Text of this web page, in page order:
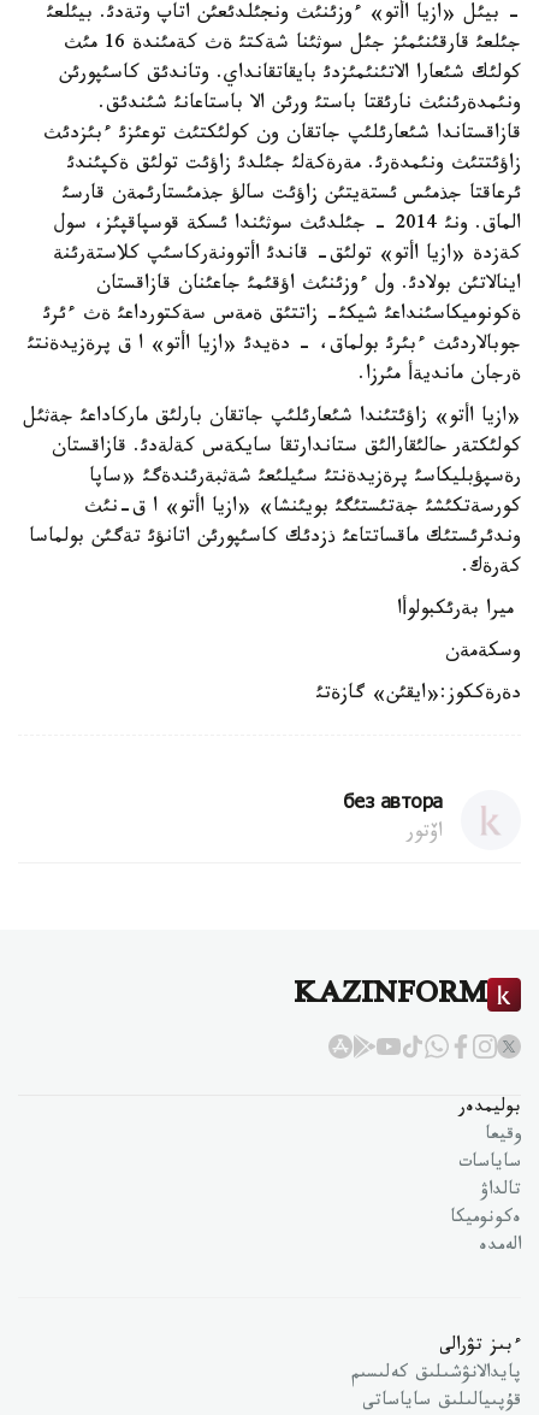
- بيئل «ازيا اأتو» ءوزئنئث ونجئلدئعئن اتاپ وتةدئ. بيئلعئ
جئلعئ قارقئنئمئز جئل سوثئنا شةكتئ ةث كةمئندة 16 مئث
كولئك شئعارا الاتئنئمئزدئ بايقاتقانداي. وتاندئق كاسئپورئن
ونئمدةرئنئث نارئقتا باستئ ورئن الا باستاعانئ شئندئق.
قازاقستاندا شئعارئلئپ جاتقان ون كولئكتئث توعئزئ ءبئزدئث
زاؤئتتئث ونئمدةرئ. مةرةكةلئ جئلدئ زاؤئت تولئق ةكپئندئ
ئرعاقتا جذمئس ئستةيتئن زاؤئت سالؤ جذمئستارئمةن قارسئ
الماق. ونئ 2014 - جئلدئث سوثئندا ئسكة قوسپاقپئز، سول
كةزدة «ازيا اأتو» تولئق- قاندئ اأتوونةركاسئپ كلاستةرئنة
اينالاتئن بولادئ. ول ءوزئنئث اؤقئمئ جاعئنان قازاقستان
ةكونوميكاسئنداعئ شيكئ- زاتتئق ةمةس سةكتورداعئ ةث ءئرئ
جوبالاردئث ءبئرئ بولماق، - دةيدئ «ازيا اأتو» ا ق پرةزيدةنتئ
ةرجان مانديةأ مئرزا.
«ازيا اأتو» زاؤئتئندا شئعارئلئپ جاتقان بارلئق ماركاداعئ جةثئل
كولئكتةر حالئقارالئق ستاندارتقا سايكةس كةلةدئ. قازاقستان
رةسپؤبليكاسئ پرةزيدةنتئ سئيلئعئ شةثبةرئندةگئ «ساپا
كورسةتكئشئ جةتئستئگئ بويئنشا» «ازيا اأتو» ا ق-نئث
وندئرئستئك ماقساتتاعئ ذزدئك كاسئپورئن اتانؤئ تةگئن بولماسا
كةرةك.
ميرا بةرئكبولوأا
وسكةمةن
دةرةككوز:«ايقئن» گازةتئ
без автора
اۆتور
KAZINFORM
بوليمدەر
وقيعا
ساياسات
تالداۋ
ەكونوميكا
الەمدە
ءبىز تۋرالى
پايدالانۋشىلىق كەلىسىم
قۇپىيالىلىق ساياساتى